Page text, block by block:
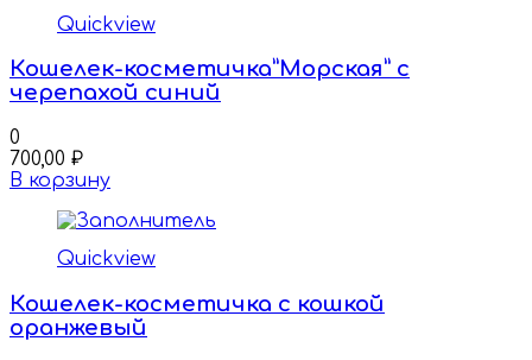
Quickview
Кошелек-косметичка”Морская” с
черепахой синий
0
700,00 ₽
В корзину
Quickview
Кошелек-косметичка с кошкой
оранжевый